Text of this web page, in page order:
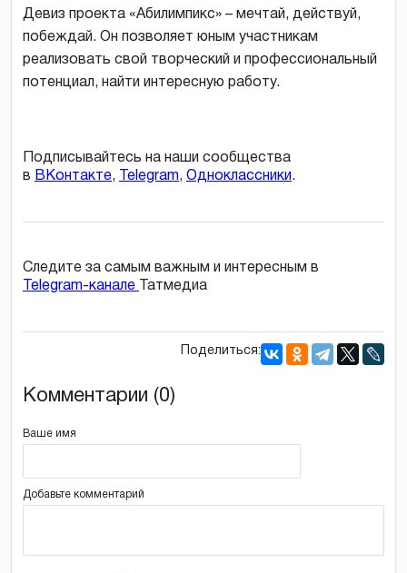
Девиз проекта «Абилимпикс» – мечтай, действуй,
побеждай. Он позволяет юным участникам
реализовать свой творческий и профессиональный
потенциал, найти интересную работу.
Подписывайтесь на наши сообщества
в ВКонтакте, Telegram, Одноклассники.
Следите за самым важным и интересным в
Telegram-канале
Татмедиа
Поделиться:
Комментарии (0)
Ваше имя
Добавьте комментарий